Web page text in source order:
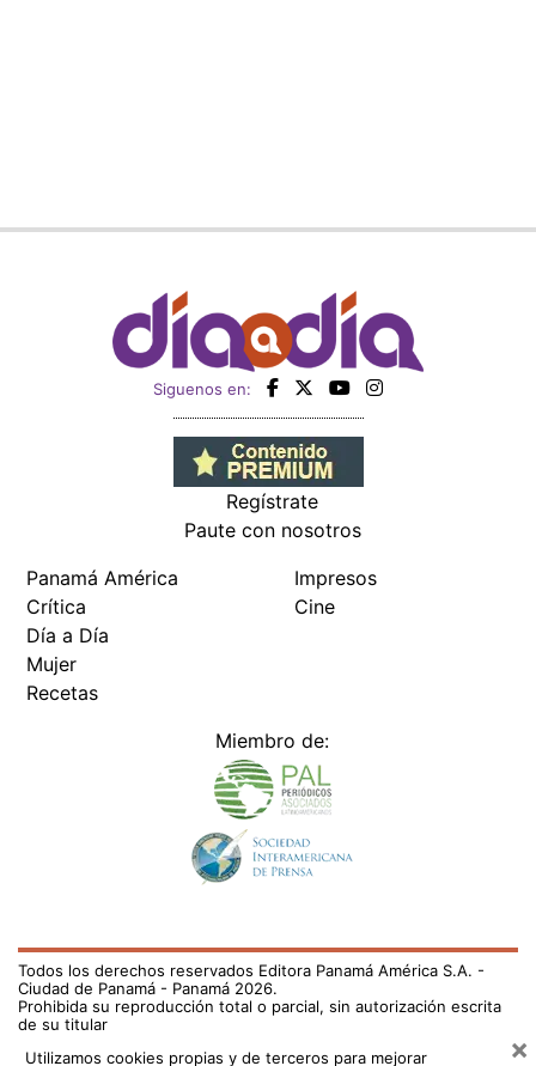
Siguenos en:
Regístrate
Paute con nosotros
Panamá América
Crítica
Día a Día
Mujer
Recetas
Impresos
Cine
Miembro de:
Todos los derechos reservados Editora Panamá América S.A. -
Ciudad de Panamá - Panamá 2026.
Prohibida su reproducción total o parcial, sin autorización escrita
de su titular
Utilizamos cookies propias y de terceros para mejorar
×